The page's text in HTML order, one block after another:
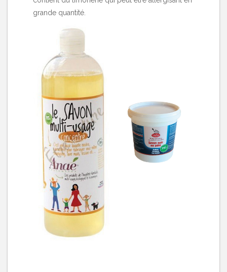
grande quantité.